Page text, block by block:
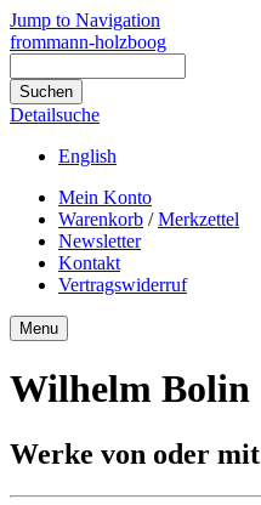
Jump to Navigation
frommann-holzboog
Detailsuche
English
Mein Konto
Warenkorb /Merkzettel
Newsletter
Kontakt
Vertragswiderruf
Menu
Wilhelm Bolin
Werke von oder mit